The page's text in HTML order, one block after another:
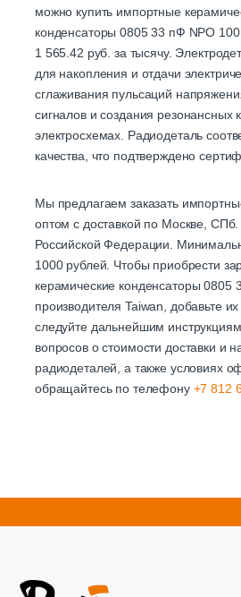
можно купить импортные
конденсаторы 0805 33 пФ NPO
1 565.42 руб. за тысячу.
для накопления и отдачи
сглаживания пульсаций
сигналов и создания резонансных
электросхемах. Радиодеталь
качества, что подтверждено
Мы предлагаем заказать
оптом с доставкой по Москве,
Российской Федерации.
1000 рублей. Чтобы приобрести
керамические конденсаторы 0805
производителя Taiwan, добавьте
следуйте дальнейшим
вопросов о стоимости доставки и
радиодеталей, а также условиях
обращайтесь по телефону +7 812